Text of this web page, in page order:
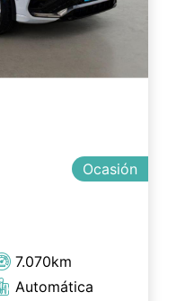
Ocasión
7.070km
Automática